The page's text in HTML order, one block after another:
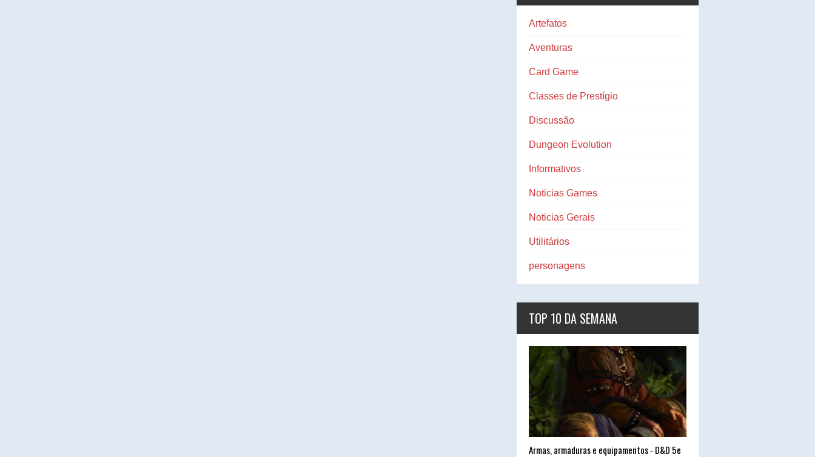
Artefatos
Aventuras
Card Game
Classes de Prestígio
Discussão
Dungeon Evolution
Informativos
Noticias Games
Noticias Gerais
Utilitários
personagens
TOP 10 DA SEMANA
Armas, armaduras e equipamentos - D&D 5e